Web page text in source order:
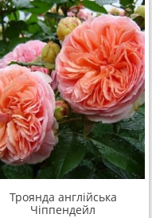
Троянда англійська
Чіппендейл